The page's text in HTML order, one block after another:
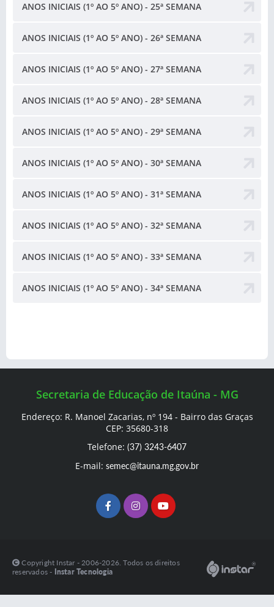
ANOS INICIAIS (1º AO 5º ANO) - 25ª SEMANA
ANOS INICIAIS (1º AO 5º ANO) - 26ª SEMANA
ANOS INICIAIS (1º AO 5º ANO) - 27ª SEMANA
ANOS INICIAIS (1º AO 5º ANO) - 28ª SEMANA
ANOS INICIAIS (1º AO 5º ANO) - 29ª SEMANA
ANOS INICIAIS (1º AO 5º ANO) - 30ª SEMANA
ANOS INICIAIS (1º AO 5º ANO) - 31ª SEMANA
ANOS INICIAIS (1º AO 5º ANO) - 32ª SEMANA
ANOS INICIAIS (1º AO 5º ANO) - 33ª SEMANA
ANOS INICIAIS (1º AO 5º ANO) - 34ª SEMANA
Secretaria de Educação de Itaúna - MG
Endereço: R. Manoel Zacarias, nº 194 - Bairro das Graças
CEP: 35680-318
Telefone: (37) 3243-6407
E-mail: semec@itauna.mg.gov.br
Copyright Instar - 2006-2026. Todos os direitos
reservados - Instar Tecnologia